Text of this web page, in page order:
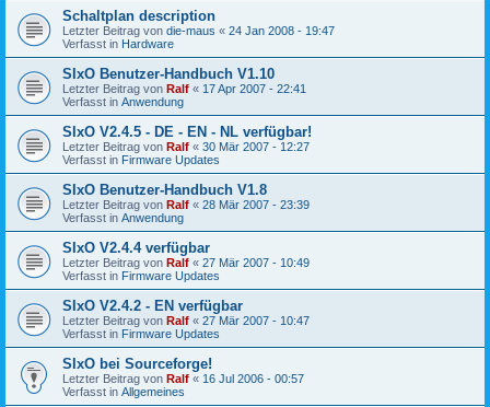
Schaltplan description
Letzter Beitrag von die-maus « 24 Jan 2008 - 19:47
Verfasst in Hardware
SIxO Benutzer-Handbuch V1.10
Letzter Beitrag von Ralf « 17 Apr 2007 - 22:41
Verfasst in Anwendung
SIxO V2.4.5 - DE - EN - NL verfügbar!
Letzter Beitrag von Ralf « 30 Mär 2007 - 12:27
Verfasst in Firmware Updates
SIxO Benutzer-Handbuch V1.8
Letzter Beitrag von Ralf « 28 Mär 2007 - 23:39
Verfasst in Anwendung
SIxO V2.4.4 verfügbar
Letzter Beitrag von Ralf « 27 Mär 2007 - 10:49
Verfasst in Firmware Updates
SIxO V2.4.2 - EN verfügbar
Letzter Beitrag von Ralf « 27 Mär 2007 - 10:47
Verfasst in Firmware Updates
SIxO bei Sourceforge!
Letzter Beitrag von Ralf « 16 Jul 2006 - 00:57
Verfasst in Allgemeines